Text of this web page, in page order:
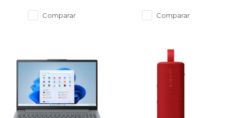
Comparar Comparar